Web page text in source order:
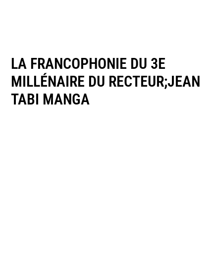
LA FRANCOPHONIE DU 3E
MILLÉNAIRE DU RECTEUR;JEAN
TABI MANGA